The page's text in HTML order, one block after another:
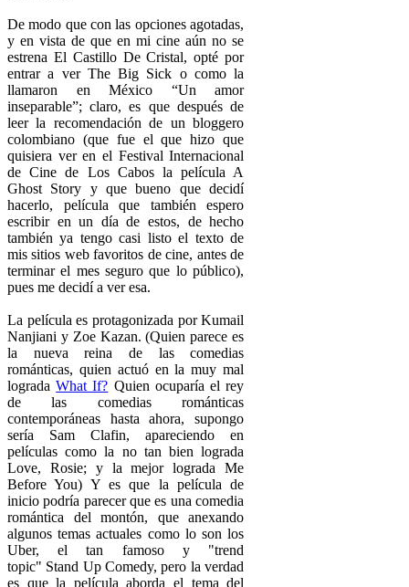
De modo que con las opciones agotadas,
y en vista de que en mi cine aún no se
estrena El Castillo De Cristal, opté por
entrar a ver The Big Sick o como la
llamaron en México “Un amor
inseparable”; claro, es que después de
leer la recomendación de un bloggero
colombiano (que fue el que hizo que
quisiera ver en el Festival Internacional
de Cine de Los Cabos la película A
Ghost Story y que bueno que decidí
hacerlo, película que también espero
escribir en un día de estos, de hecho
también ya tengo casi listo el texto de
mis sitios web favoritos de cine, antes de
terminar el mes seguro que lo público),
pues me decidí a ver esa.
La película es protagonizada por Kumail
Nanjiani y Zoe Kazan. (Quien parece es
la nueva reina de las comedias
románticas, quien actuó en la muy mal
logradaWhat If? Quien ocuparía el rey
de las comedias románticas
contemporáneas hasta ahora, supongo
sería Sam Clafin, apareciendo en
películas como la no tan bien lograda
Love, Rosie; y la mejor lograda Me
Before You) Y es que la película de
inicio podría parecer que es una comedia
romántica del montón, que anexando
algunos temas actuales como lo son los
Uber, el tan famoso y "trend
topic" Stand Up Comedy, pero la verdad
es que la película aborda el tema del